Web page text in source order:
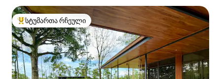
სტუმართა რჩეული მოწინავე ვარიანტი
სტუმართა რჩეული